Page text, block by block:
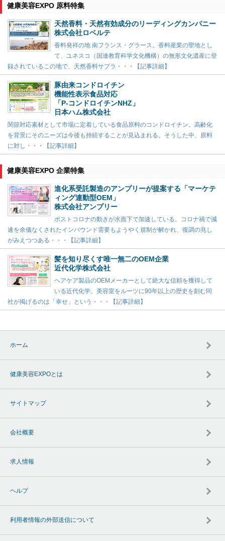
健康美容EXPO 原料特集
天然香料・天然有効成分のリーディングカンパニー
株式会社ロベルテ
香料発祥の地 南フランス・グラース。香料産業の聖地とし
て、ユネスコ（国連教育科学文化機構）の無形文化遺産に登
録されているこの地で、天然香料サプラ・・・【記事詳細】
豚由来コンドロイチン
機能性表示食品対応
「P-コンドロイチンNHZ」
日本ハム株式会社
関節対応素材として市場に定着している食品原料のコンドロイチン。高齢化
を背景にそのニーズは今後も持続することが見込まれる。そうした中、原料
に対し・・・【記事詳細】
健康美容EXPO 企業特集
進化系受託製造のアンプリーが提案する「マーケテ
ィング連動型OEM」
株式会社アンプリー
ポストコロナの動きが水面下で加速している。コロナ禍で減
速を余儀なくされたインバウンド需要もようやく規制が解かれ、復調の兆し
がみえつつある・・・【記事詳細】
髪を知り尽くす唯一無二のOEM企業
近代化学株式会社
ヘアケア製品のOEMメーカーとして絶大な信頼を獲得して
いる近代化学。美容室をルーツに90年以上の歴史を刻む同
社が掲げるのは「幸せ」という・・・【記事詳細】
ホーム
健康美容EXPOとは
サイトマップ
会社概要
求人情報
ヘルプ
利用者情報の外部送信について